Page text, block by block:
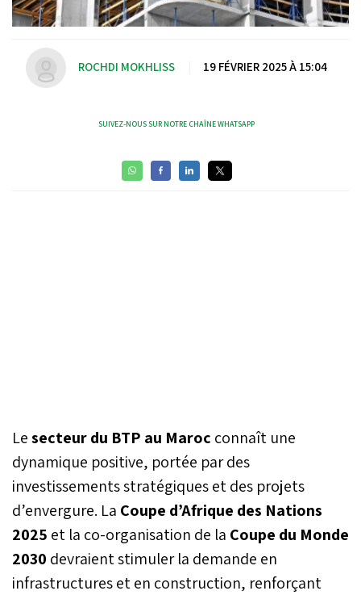
ROCHDI MOKHLISS 19 FÉVRIER 2025 À 15:04
SUIVEZ-NOUS SUR NOTRE CHAÎNE WHATSAPP
Lesecteur du BTP au Maroc connaît une
dynamique positive, portée par des
investissements stratégiques et des projets
d’envergure. La Coupe d’Afrique des Nations
2025 et la co-organisation de la Coupe du Monde
2030 devraient stimuler la demande en
infrastructures et en construction, renforçant